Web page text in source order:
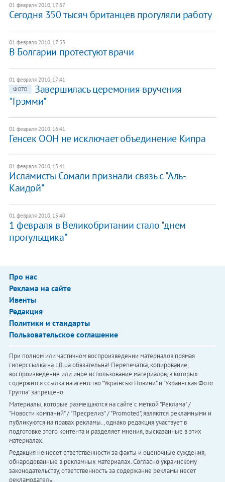
01 февраля 2010, 17:57
Сегодня 350 тысяч британцев прогуляли работу
01 февраля 2010, 17:53
В Болгарии протестуют врачи
01 февраля 2010, 17:41
ФОТО
Завершилась церемония вручения
"Грэмми"
01 февраля 2010, 16:41
Генсек ООН не исключает объединение Кипра
01 февраля 2010, 15:41
Исламисты Сомали признали связь с "Аль-
Каидой"
01 февраля 2010, 15:40
1 февраля в Великобритании стало "днем
прогульщика"
Про нас
Реклама на сайте
Ивенты
Редакция
Политики и стандарты
Пользовательское соглашение
При полном или частичном воспроизведении материалов прямая
гиперссылка на LB.ua обязательна! Перепечатка, копирование,
воспроизведение или иное использование материалов, в которых
содержится ссылка на агентство "Українськi Новини" и "Украинская Фото
Группа" запрещено.
Материалы, которые размещаются на сайте с меткой "Реклама" /
"Новости компаний" / "Пресрелиз" / "Promoted", являются рекламными и
публикуются на правах рекламы. , однако редакция участвует в
подготовке этого контента и разделяет мнения, высказанные в этих
материалах.
Редакция не несет ответственности за факты и оценочные суждения,
обнародованные в рекламных материалах. Согласно украинскому
законодательству, ответственность за содержание рекламы несет
рекламодатель.